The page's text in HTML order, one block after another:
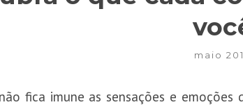
maio
fica imune as sensações e